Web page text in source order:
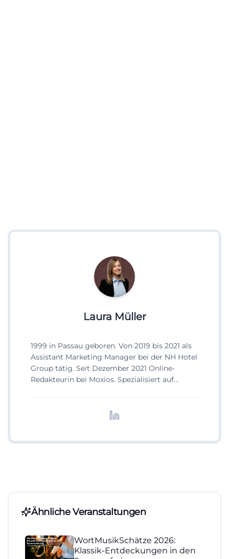
Laura Müller
1999 in Passau geboren. Von 2019 bis 2021 als
Assistant Marketing Manager bei der NH Hotel
Group tätig. Seit Dezember 2021 Online-
Redakteurin bei Moxios. Spezialisiert auf
Ähnliche Veranstaltungen
WortMusikSchätze 2026:
Klassik-Entdeckungen in den